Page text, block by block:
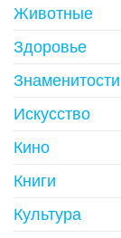
Животные
Здоровье
Знаменитости
Искусство
Кино
Книги
Культура